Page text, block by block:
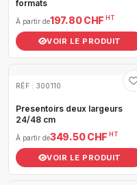
formats
À partir de197.80 CHF HT
VOIR LE PRODUIT
RÉF : 300110
Presentoirs deux largeurs
24/48 cm
À partir de349.50 CHF HT
VOIR LE PRODUIT